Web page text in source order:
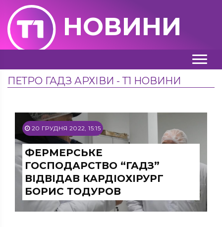
НОВИНИ
ПЕТРО ГАДЗ АРХІВИ - Т1 НОВИНИ
20 ГРУДНЯ 2022, 15:15
ФЕРМЕРСЬКЕ
ГОСПОДАРСТВО “ГАДЗ”
ВІДВІДАВ КАРДІОХІРУРГ
БОРИС ТОДУРОВ